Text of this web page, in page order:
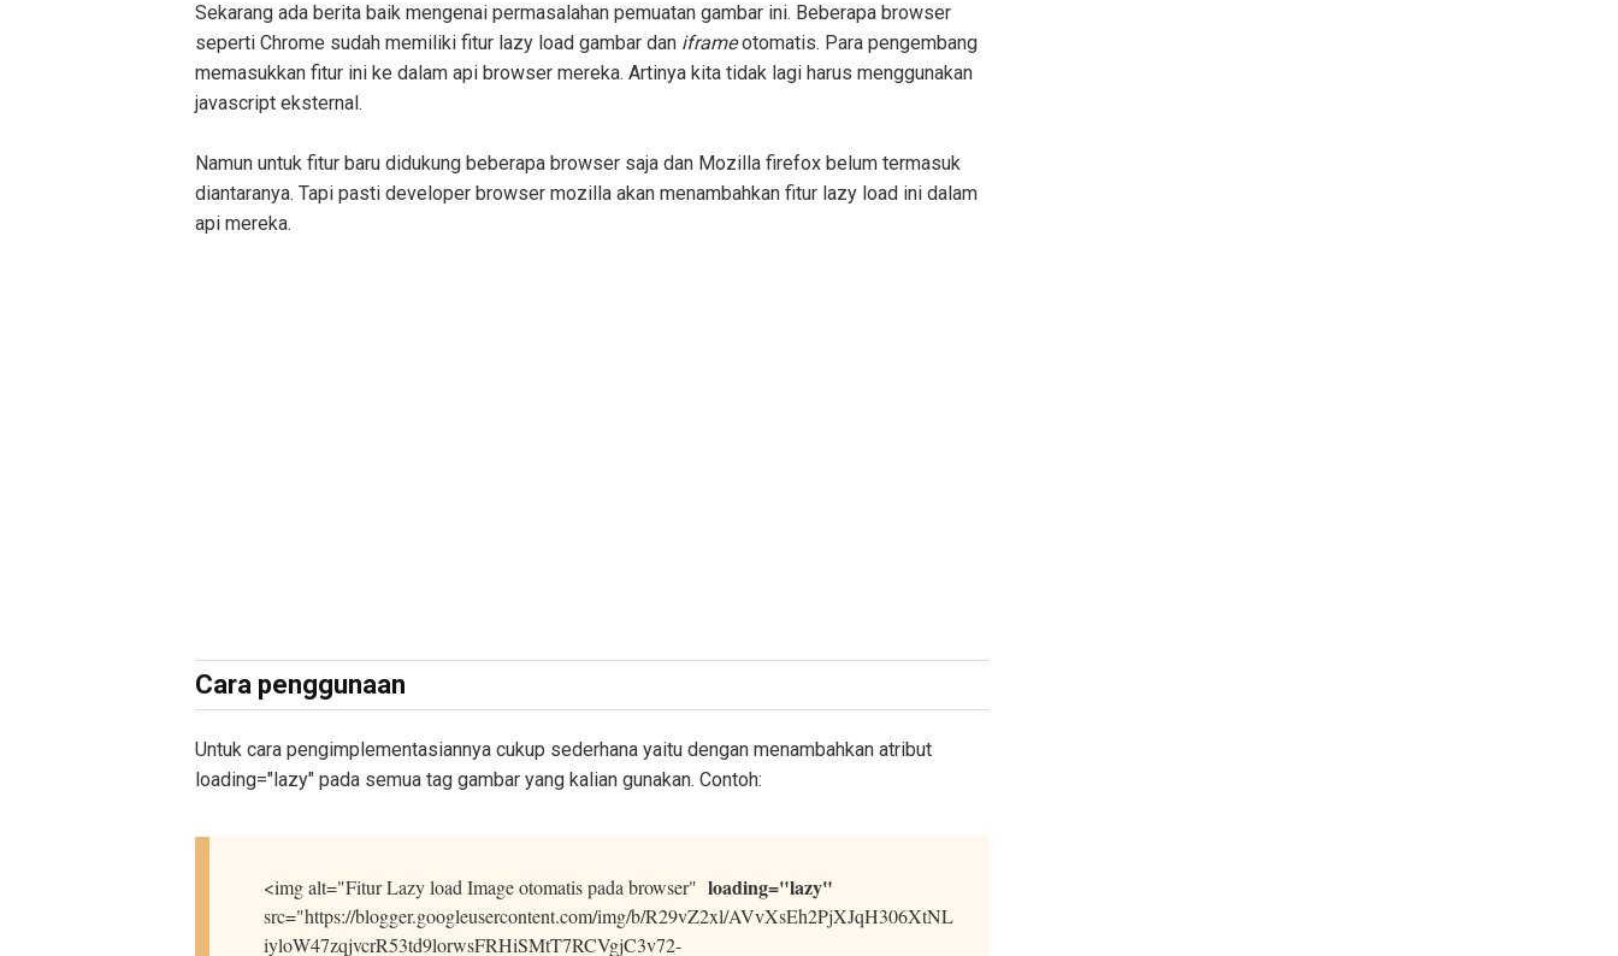
Sekarang ada berita baik mengenai permasalahan pemuatan gambar ini. Beberapa browser
seperti Chrome sudah memiliki fitur lazy load gambar dan iframeotomatis. Para pengembang
memasukkan fitur ini ke dalam api browser mereka. Artinya kita tidak lagi harus menggunakan
javascript eksternal.
Namun untuk fitur baru didukung beberapa browser saja dan Mozilla firefox belum termasuk
diantaranya. Tapi pasti developer browser mozilla akan menambahkan fitur lazy load ini dalam
api mereka.
Cara penggunaan
Untuk cara pengimplementasiannya cukup sederhana yaitu dengan menambahkan atribut
loading="lazy" pada semua tag gambar yang kalian gunakan. Contoh:
<img alt="Fitur Lazy load Image otomatis pada browser" loading="lazy"
src="https://blogger.googleusercontent.com/img/b/R29vZ2xl/AVvXsEh2PjXJqH306XtNL
iyloW47zqjvcrR53td9lorwsFRHiSMtT7RCVgjC3v72-